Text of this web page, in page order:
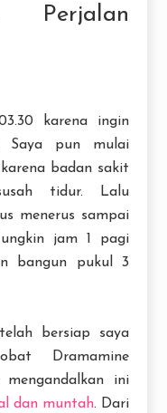
Perjalan
karena ingin
Saya pun mulai
badan sakit
tidur. Lalu
menerus sampai
jam 1 pagi
bangun pukul 3
bersiap saya
Dramamine
mengandalkan ini
dan muntah. Dari